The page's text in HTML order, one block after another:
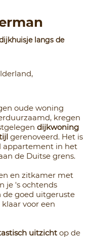
langs de
oude woning
kregen
dijkwoning
gerenoveerd. Het is
appartement in het
de Duitse grens.
en zitkamer met
je 's ochtends
de goed uitgeruste
voor een
uitzichtop de